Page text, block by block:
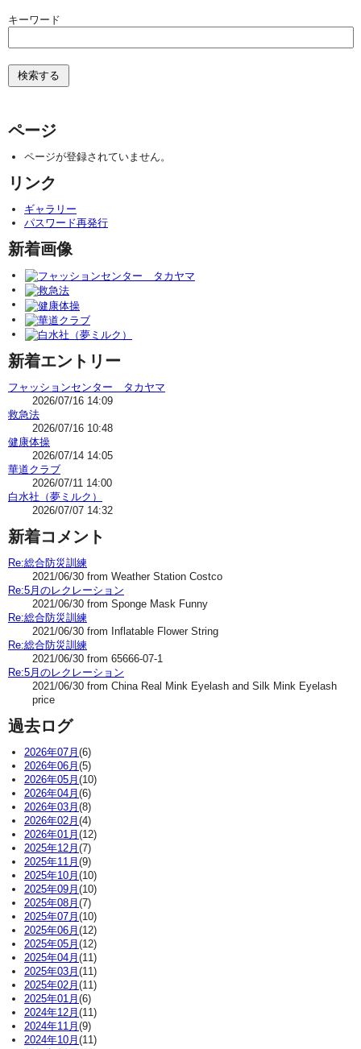
キーワード
ページ
ページが登録されていません。
リンク
ギャラリー
パスワード再発行
新着画像
新着エントリー
フャッションセンター タカヤマ
2026/07/16 14:09
救急法
2026/07/16 10:48
健康体操
2026/07/14 14:05
華道クラブ
2026/07/11 14:00
白水社（夢ミルク）
2026/07/07 14:32
新着コメント
Re:総合防災訓練
2021/06/30 from Weather Station Costco
Re:5月のレクレーション
2021/06/30 from Sponge Mask Funny
Re:総合防災訓練
2021/06/30 from Inflatable Flower String
Re:総合防災訓練
2021/06/30 from 65666-07-1
Re:5月のレクレーション
2021/06/30 from China Real Mink Eyelash and Silk Mink Eyelash
price
過去ログ
2026年07月 (6)
2026年06月 (5)
2026年05月 (10)
2026年04月 (6)
2026年03月 (8)
2026年02月 (4)
2026年01月 (12)
2025年12月 (7)
2025年11月 (9)
2025年10月 (10)
2025年09月 (10)
2025年08月 (7)
2025年07月 (10)
2025年06月 (12)
2025年05月 (12)
2025年04月 (11)
2025年03月 (11)
2025年02月 (11)
2025年01月 (6)
2024年12月 (11)
2024年11月 (9)
2024年10月 (11)